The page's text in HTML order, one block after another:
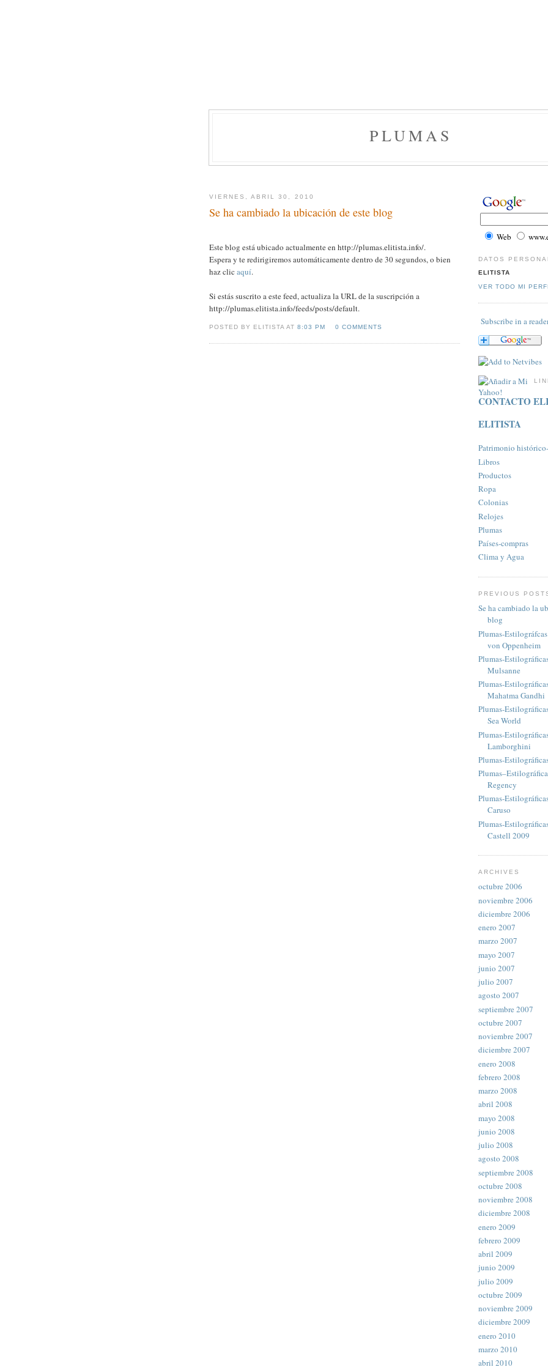
PLUMAS
VIERNES, ABRIL 30, 2010
Se ha cambiado la ubicación de este blog
Este blog está ubicado actualmente en http://plumas.elitista.info/.
Espera y te redirigiremos automáticamente dentro de 30 segundos, o bien
haz clic aquí.
Si estás suscrito a este feed, actualiza la URL de la suscripción a
http://plumas.elitista.info/feeds/posts/default.
POSTED BY ELITISTA AT8:03 PM 0 COMMENTS
Web
DATOS
ELITISTA
VER TODO MI
Subscribe in a
CONTACTO
ELITISTA
Patrimonio
Libros
Productos
Ropa
Colonias
Relojes
Plumas
Paí­ses-compras
Clima y Agua
PREVIOUS
Se ha cambiado la
blog
Plumas-
von Oppenheim
Plumas-
Mulsanne
Plumas-
Mahatma Gandhi
Plumas-
Sea World
Plumas-
Lamborghini
Plumas-
Regency
Plumas-
Caruso
Plumas-
Castell 2009
ARCHIVES
octubre 2006
noviembre 2006
diciembre 2006
enero 2007
marzo 2007
mayo 2007
junio 2007
julio 2007
agosto 2007
septiembre 2007
octubre 2007
noviembre 2007
diciembre 2007
enero 2008
febrero 2008
marzo 2008
abril 2008
mayo 2008
junio 2008
julio 2008
agosto 2008
septiembre 2008
octubre 2008
noviembre 2008
diciembre 2008
enero 2009
febrero 2009
abril 2009
junio 2009
julio 2009
octubre 2009
noviembre 2009
diciembre 2009
enero 2010
marzo 2010
abril 2010